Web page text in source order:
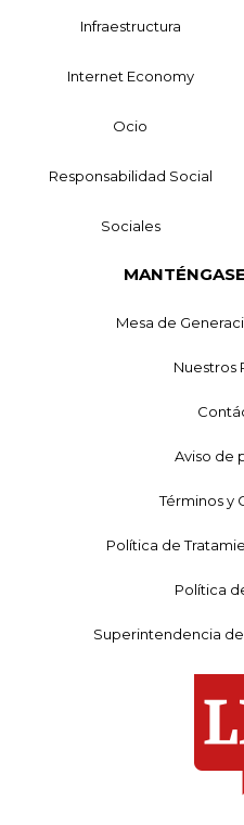
Infraestructura
Internet Economy
Ocio
Responsabilidad Social
Sociales
Mesa de
Nuestros
Aviso de
Términos y
Política de
Política
Superintendencia